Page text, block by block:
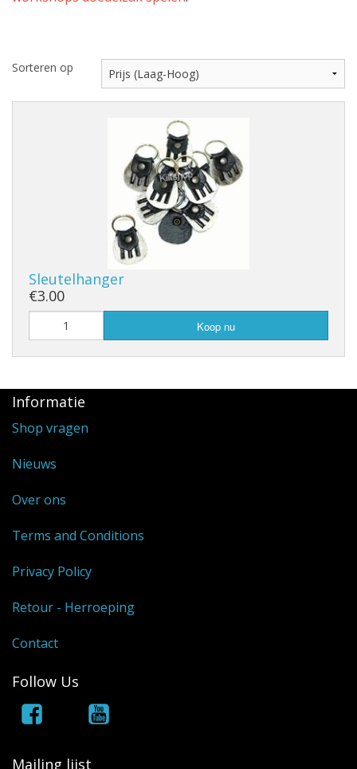
Sorteren op
Sleutelhanger
€3.00
Koop nu
Informatie
Shop vragen
Nieuws
Over ons
Terms and Conditions
Privacy Policy
Retour - Herroeping
Contact
Follow Us
Mailing lijst